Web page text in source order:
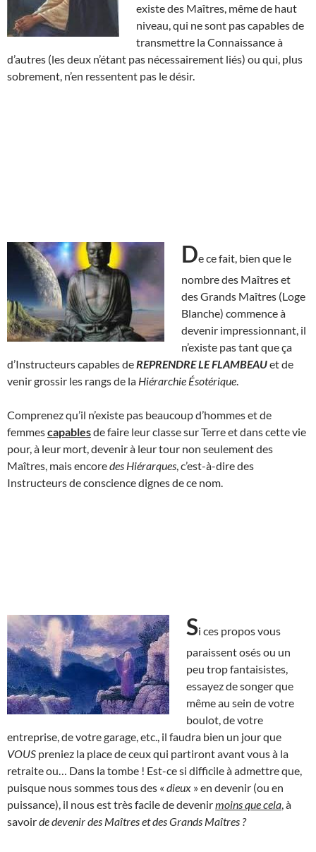
existe des Maîtres, même de haut
niveau, qui ne sont pas capables de
transmettre la Connaissance à
d’autres (les deux n’étant pas nécessairement liés) ou qui, plus
sobrement, n’en ressentent pas le désir.
De ce fait, bien que le
nombre des Maîtres et
des Grands Maîtres (Loge
Blanche) commence à
devenir impressionnant, il
n’existe pas tant que ça
d’Instructeurs capables de REPRENDRE LE FLAMBEAUet de
venir grossir les rangs de la Hiérarchie Ésotérique
Comprenez qu’il n’existe pas beaucoup d’hommes et de
femmescapablesde faire leur classe sur Terre et dans cette vie
pour, à leur mort, devenir à leur tour non seulement des
Maîtres, mais encoredes Hiérarques , c’est-à-dire des
Instructeurs de conscience dignes de ce nom.
Si ces propos vous
paraissent osés ou un
peu trop fantaisistes,
essayez de songer que
même au sein de votre
boulot, de votre
entreprise, de votre garage, etc., il faudra bien un jour que
VOUS preniez la place de ceux qui partiront avant vous à la
retraite ou… Dans la tombe ! Est-ce si difficile à admettre que,
puisque nous sommes tous des « dieux » en devenir (ou en
puissance), il nous est très facile de devenirmoins que cela , à
savoirde devenir des Maîtres et des Grands Maîtres ?